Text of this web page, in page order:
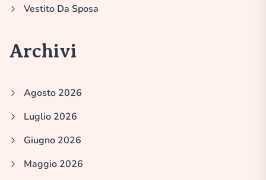
Vestito Da Sposa
Archivi
Agosto 2026
Luglio 2026
Giugno 2026
Maggio 2026